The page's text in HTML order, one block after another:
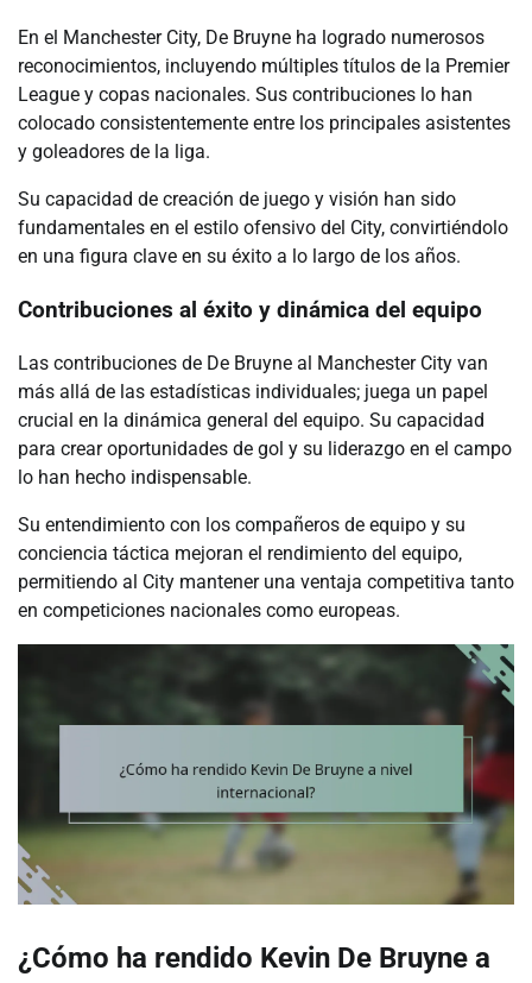
En el Manchester City, De Bruyne ha logrado numerosos
reconocimientos, incluyendo múltiples títulos de la Premier
League y copas nacionales. Sus contribuciones lo han
colocado consistentemente entre los principales asistentes
y goleadores de la liga.
Su capacidad de creación de juego y visión han sido
fundamentales en el estilo ofensivo del City, convirtiéndolo
en una figura clave en su éxito a lo largo de los años.
Contribuciones al éxito y dinámica del equipo
Las contribuciones de De Bruyne al Manchester City van
más allá de las estadísticas individuales; juega un papel
crucial en la dinámica general del equipo. Su capacidad
para crear oportunidades de gol y su liderazgo en el campo
lo han hecho indispensable.
Su entendimiento con los compañeros de equipo y su
conciencia táctica mejoran el rendimiento del equipo,
permitiendo al City mantener una ventaja competitiva tanto
en competiciones nacionales como europeas.
¿Cómo ha rendido Kevin De Bruyne a